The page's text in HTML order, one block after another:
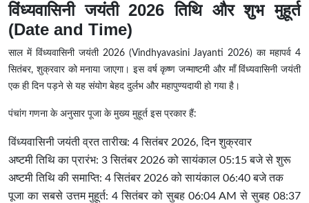
विंध्यवासिनी जयंती 2026 तिथि और शुभ मुहूर्त
(Date and Time)
साल में विंध्यवासिनी जयंती 2026 (Vindhyavasini Jayanti 2026)का महापर्व 4
सितंबर, शुक्रवार को मनाया जाएगा। इस वर्ष कृष्ण जन्माष्टमी और माँ विंध्यवासिनी जयंती
एक ही दिन पड़ने से यह संयोग बेहद दुर्लभ और महापुण्यदायी हो गया है।
पंचांग गणना के अनुसार पूजा के मुख्य मुहूर्त इस प्रकार हैं:
विंध्यवासिनी जयंती व्रत तारीख: 4 सितंबर 2026, दिन शुक्रवार
अष्टमी तिथि का प्रारंभ: 3 सितंबर 2026 को सायंकाल 05:15 बजे से शुरू
अष्टमी तिथि की समाप्ति: 4 सितंबर 2026 को सायंकाल 06:40 बजे तक
पूजा का सबसे उत्तम मुहूर्त: 4 सितंबर को सुबह 06:04 AM से सुबह 08:37